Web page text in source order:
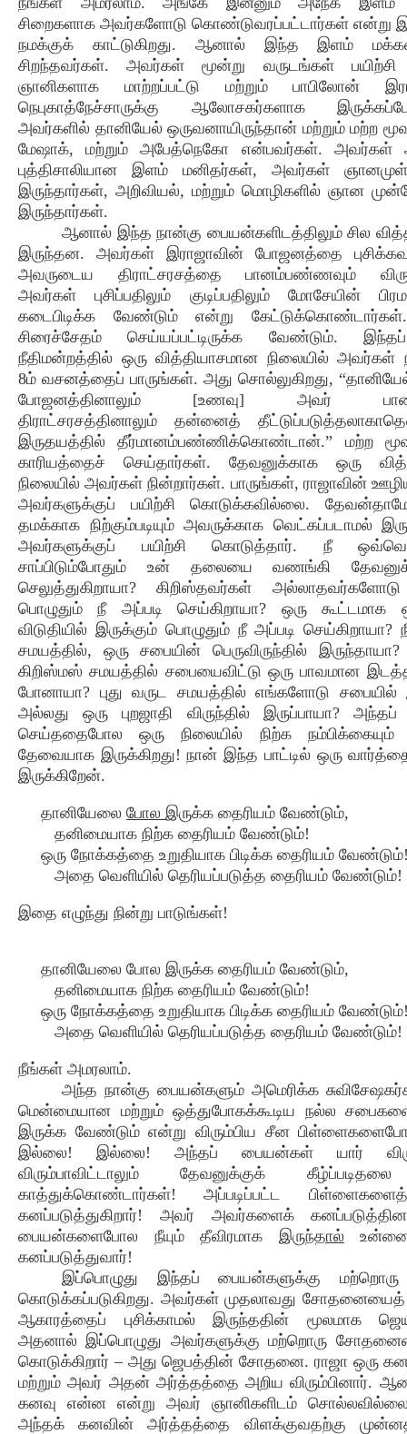
சிறைகளாக அவர்களோடு கொண்டுவரப்பட்டார்கள் என்று
நமக்குக் காட்டுகிறது. ஆனால் இந்த இளம்
சிறந்தவர்கள். அவர்கள் மூன்று வருடங்கள் பயிற்சி
ஞானிகளாக மாற்றப்பட்டு மற்றும் பாபிலோன்
நெபுகாத்நேச்சாருக்கு ஆலோசகர்களாக
அவர்களில் தானியேல் ஒருவனாயிருந்தான் மற்றும் மற்ற
மேஷாக், மற்றும் அபேத்நெகோ என்பவர்கள். அவர்கள்
புத்திசாலியான இளம் மனிதர்கள், அவர்கள்
இருந்தார்கள், அறிவியல், மற்றும் மொழிகளில் ஞான
இருந்தார்கள்.
ஆனால் இந்த நான்கு பையன்களிடத்திலும் சில
இருந்தன. அவர்கள் இராஜாவின் போஜனத்தை
அவருடைய திராட்சரசத்தை பானம்பண்ணவும்
அவர்கள் புசிப்பதிலும் குடிப்பதிலும் மோசேயின்
கடைபிடிக்க வேண்டும் என்று
சிரைச்சேதம் செய்யப்பட்டிருக்க வேண்டும். இந்தப்
நீதிமன்றத்தில் ஒரு வித்தியாசமான நிலையில் அவர்கள்
8ம் வசனத்தைப் பாருங்கள். அது சொல்லுகிறது,
போஜனத்தினாலும் [உணவு] அவர்
திராட்சரசத்தினாலும் தன்னைத்
இருதயத்தில் தீர்மானம்பண்ணிக்கொண்டான்.” மற்ற
காரியத்தைச் செய்தார்கள். தேவனுக்காக ஒரு
நிலையில் அவர்கள் நின்றார்கள். பாருங்கள், ராஜாவின்
அவர்களுக்குப் பயிற்சி கொடுக்கவில்லை.
தமக்காக நிற்கும்படியும் அவருக்காக வெட்கப்படாமல்
அவர்களுக்குப் பயிற்சி கொடுத்தார். நீ
சாப்பிடும்போதும் உன் தலையை வணங்கி
செலுத்துகிறாயா? கிறிஸ்தவர்கள்
பொழுதும் நீ அப்படி செய்கிறாயா? ஒரு கூட்டமாக
விடுதியில் இருக்கும் பொழுதும் நீ அப்படி செய்கிறாயா?
சமயத்தில், ஒரு சபையின் பெருவிருந்தில்
கிறிஸ்மஸ் சமயத்தில் சபையைவிட்டு ஒரு பாவமான
போனாயா? புது வருட சமயத்தில் எங்களோடு சபையில்
அல்லது ஒரு புறஜாதி விருந்தில் இருப்பாயா?
செய்ததைபோல ஒரு நிலையில் நிற்க நம்பிக்கையும்
தேவையாக இருக்கிறது! நான் இந்த பாட்டில் ஒரு
இருக்கிறேன்.
தானியேலை போல இருக்க தைரியம் வேண்டும்,
தனிமையாக நிற்க தைரியம் வேண்டும்!
ஒரு நோக்கத்தை உறுதியாக பிடிக்க தைரியம்
அதை வெளியில் தெரியப்படுத்த தைரியம் வேண்டும்!
இதை எழுந்து நின்று பாடுங்கள்!
தானியேலை போல இருக்க தைரியம் வேண்டும்,
தனிமையாக நிற்க தைரியம் வேண்டும்!
ஒரு நோக்கத்தை உறுதியாக பிடிக்க தைரியம்
அதை வெளியில் தெரியப்படுத்த தைரியம் வேண்டும்!
நீங்கள் அமரலாம்.
அந்த நான்கு பையன்களும் அமெரிக்க
மென்மையான மற்றும் ஒத்துபோகக்கூடிய நல்ல
இருக்க வேண்டும் என்று விரும்பிய சீன
இல்லை! இல்லை! அந்தப் பையன்கள் யார்
விரும்பாவிட்டாலும் தேவனுக்குக்
காத்துக்கொண்டார்கள்! அப்படிப்பட்ட
கனப்படுத்துகிறார்! அவர் அவர்களைக்
பையன்களைபோல நீயும் தீவிரமாக இருந்தால்
கனப்படுத்துவார்!
இப்பொழுது இந்தப் பையன்களுக்கு
கொடுக்கப்படுகிறது. அவர்கள் முதலாவது சோதனையைத்
ஆகாரத்தைப் புசிக்காமல் இருந்ததின் மூலமாக
அதனால் இப்பொழுது அவர்களுக்கு மற்றொரு
கொடுக்கிறார் – அது ஜெபத்தின் சோதனை. ராஜா ஒரு
மற்றும் அவர் அதன் அர்த்தத்தை அறிய விரும்பினார்.
கனவு என்ன என்று அவர் ஞானிகளிடம்
அந்தக் கனவின் அர்த்தத்தை விளக்குவதற்கு